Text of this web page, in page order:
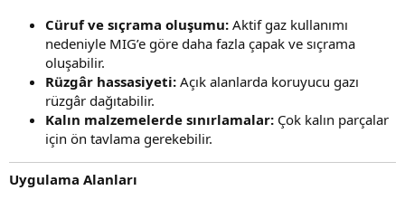
Cüruf ve sıçrama oluşumu: Aktif gaz kullanımı
nedeniyle MIG’e göre daha fazla çapak ve sıçrama
oluşabilir.
Rüzgâr hassasiyeti: Açık alanlarda koruyucu gazı
rüzgâr dağıtabilir.
Kalın malzemelerde sınırlamalar: Çok kalın parçalar
için ön tavlama gerekebilir.
Uygulama Alanları